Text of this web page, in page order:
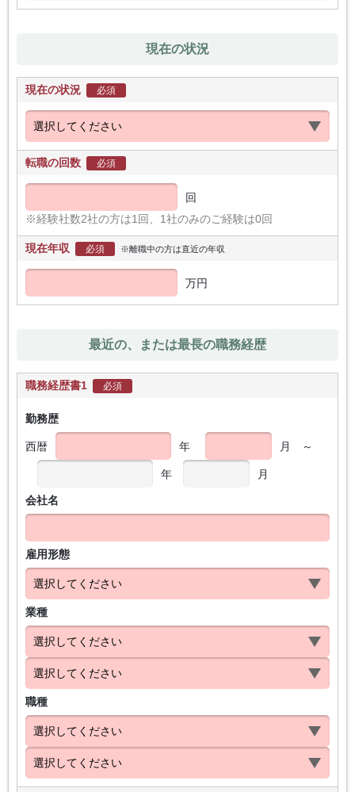
現在の状況
現在の状況 必須
転職の回数 必須
回
※経験社数2社の方は1回、1社のみのご経験は0回
現在年収 必須 ※離職中の方は直近の年収
万円
最近の、または最長の職務経歴
職務経歴書1 必須
勤務歴
西暦 年 月 ～
年 月
会社名
雇用形態
業種
職種